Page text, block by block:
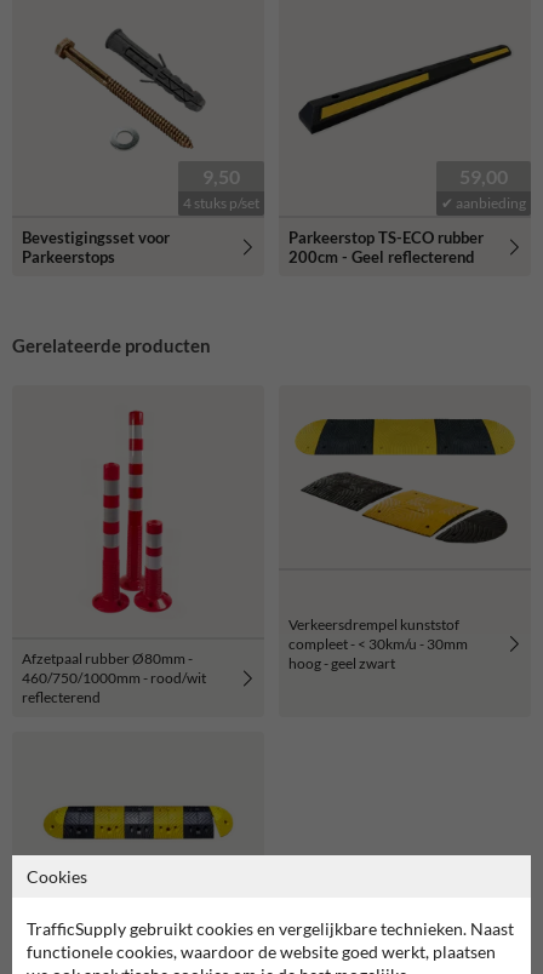
9,50
4 stuks p/set
Bevestigingsset voor
Parkeerstops
59,00
✔ aanbieding
Parkeerstop TS-ECO rubber
200cm - Geel reflecterend
Gerelateerde producten
Afzetpaal rubber Ø80mm -
460/750/1000mm - rood/wit
reflecterend
Verkeersdrempel kunststof
compleet - < 30km/u - 30mm
hoog - geel zwart
Verkeersdrempel rubber 5-
10km/u - 70mm hoog - geel
zwart
Cookies
TrafficSupply gebruikt cookies en vergelijkbare technieken. Naast
functionele cookies, waardoor de website goed werkt, plaatsen